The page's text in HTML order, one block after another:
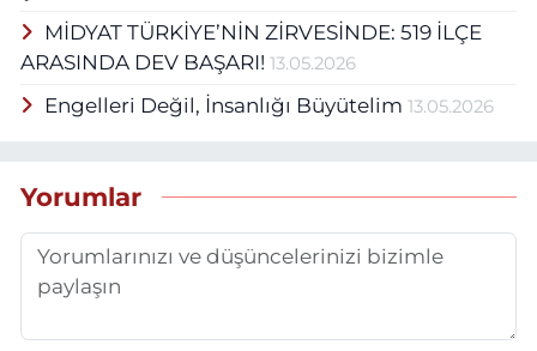
MİDYAT TÜRKİYE’NİN ZİRVESİNDE: 519 İLÇE
ARASINDA DEV BAŞARI! 13.05.2026
Engelleri Değil, İnsanlığı Büyütelim 13.05.2026
Yorumlar